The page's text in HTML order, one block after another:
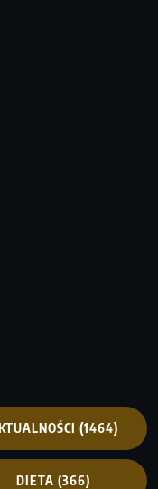
(1464)
DIETA (366)